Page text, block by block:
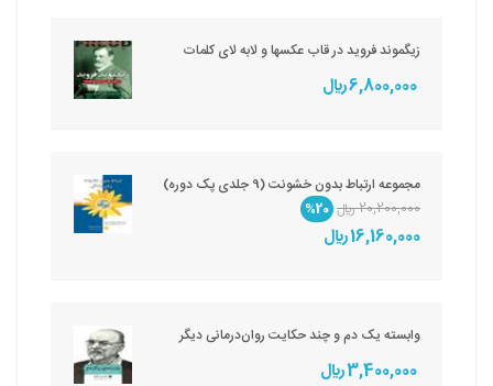
زیگموند فروید در قاب عکسها و لابه لای کلمات
6,800,000 ريال
مجموعه ارتباط بدون خشونت (9 جلدی پک دوره)
20,200,000 ريال
%20
16,160,000 ريال
وابسته یک دم و چند حکایت روان‌درمانی دیگر
3,400,000 ريال